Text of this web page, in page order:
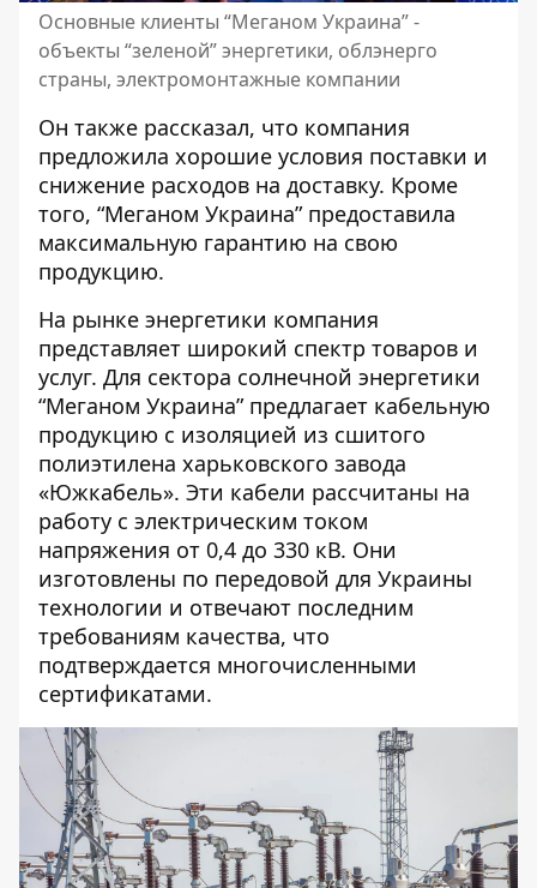
Основные клиенты “Меганом Украина” -
объекты “зеленой” энергетики, облэнерго
страны, электромонтажные компании
Он также рассказал, что компания
предложила хорошие условия поставки и
снижение расходов на доставку. Кроме
того, “Меганом Украина” предоставила
максимальную гарантию на свою
продукцию.
На рынке энергетики компания
представляет широкий спектр товаров и
услуг. Для сектора солнечной энергетики
“Меганом Украина” предлагает кабельную
продукцию с изоляцией из сшитого
полиэтилена харьковского завода
«Южкабель». Эти кабели рассчитаны на
работу с электрическим током
напряжения от 0,4 до 330 кВ. Они
изготовлены по передовой для Украины
технологии и отвечают последним
требованиям качества, что
подтверждается многочисленными
сертификатами.